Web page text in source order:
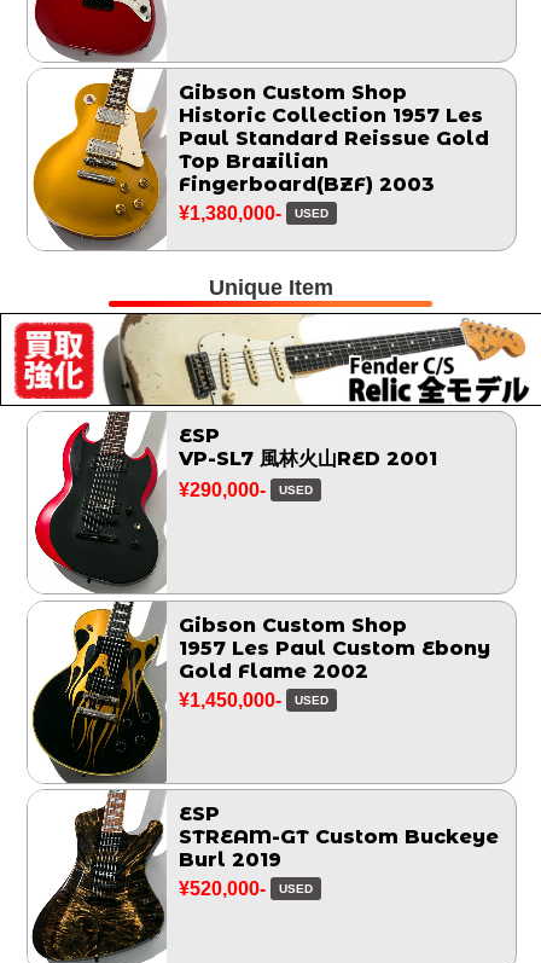
Gibson Custom Shop
Historic Collection 1957 Les
Paul Standard Reissue Gold
Top Brazilian
Fingerboard(BZF) 2003
¥1,380,000- USED
Unique Item
ESP
VP-SL7 風林火山RED 2001
¥290,000- USED
Gibson Custom Shop
1957 Les Paul Custom Ebony
Gold Flame 2002
¥1,450,000- USED
ESP
STREAM-GT Custom Buckeye
Burl 2019
¥520,000- USED